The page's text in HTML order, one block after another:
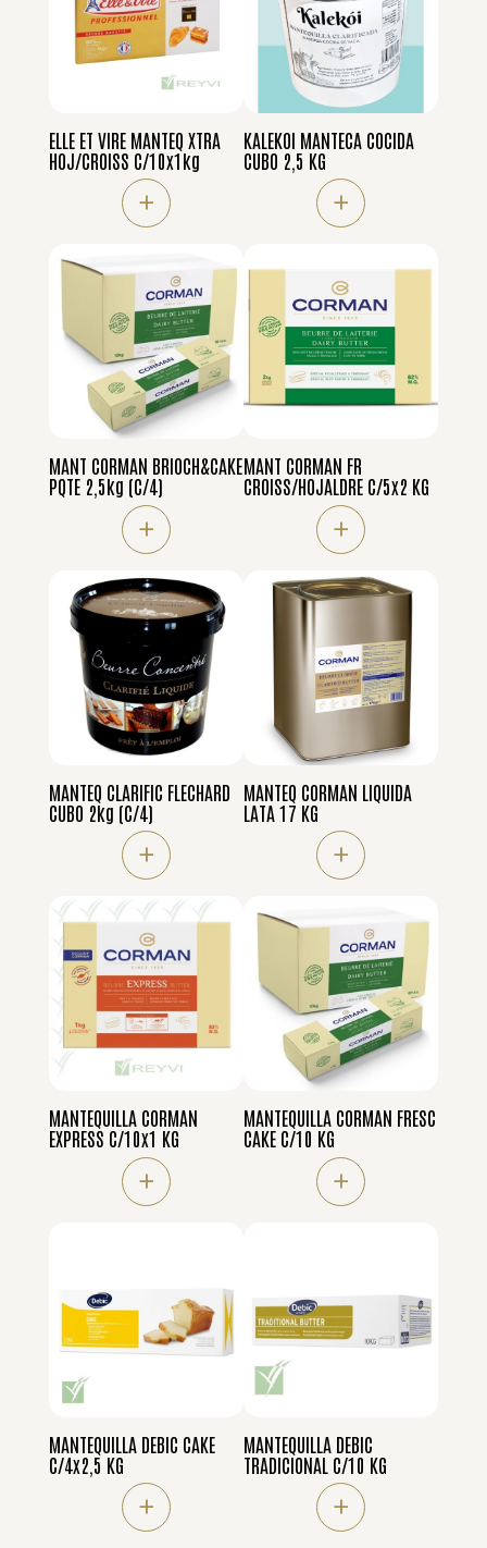
ELLE ET VIRE MANTEQ XTRA
HOJ/CROISS C/10x1kg
+
KALEKOI MANTECA COCIDA
CUBO 2,5 KG
+
MANT CORMAN BRIOCH&CAKE
PQTE 2,5kg (C/4)
+
MANT CORMAN FR
CROISS/HOJALDRE C/5x2 KG
+
MANTEQ CLARIFIC FLECHARD
CUBO 2kg (C/4)
+
MANTEQ CORMAN LIQUIDA
LATA 17 KG
+
MANTEQUILLA CORMAN
EXPRESS C/10x1 KG
+
MANTEQUILLA CORMAN FRESC
CAKE C/10 KG
+
MANTEQUILLA DEBIC CAKE
C/4x2,5 KG
+
MANTEQUILLA DEBIC
TRADICIONAL C/10 KG
+